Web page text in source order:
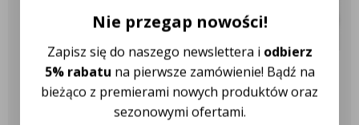
Nasza obsługa klienta jest do
Twojej dyspozycji!
Nie przegap nowości!
Zapisz się do naszego newslettera i odbierz
5% rabatu na pierwsze zamówienie! Bądź na
bieżąco z premierami nowych produktów oraz
sezonowymi ofertami.